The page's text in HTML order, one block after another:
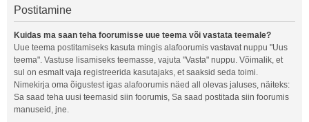
Postitamine
Kuidas ma saan teha foorumisse uue teema või vastata teemale?
Uue teema postitamiseks kasuta mingis alafoorumis vastavat nuppu "Uus
teema". Vastuse lisamiseks teemasse, vajuta "Vasta" nuppu. Võimalik, et
sul on esmalt vaja registreerida kasutajaks, et saaksid seda toimi.
Nimekirja oma õigustest igas alafoorumis näed all olevas jaluses, näiteks:
Sa saad teha uusi teemasid siin foorumis, Sa saad postitada siin foorumis
manuseid, jne.